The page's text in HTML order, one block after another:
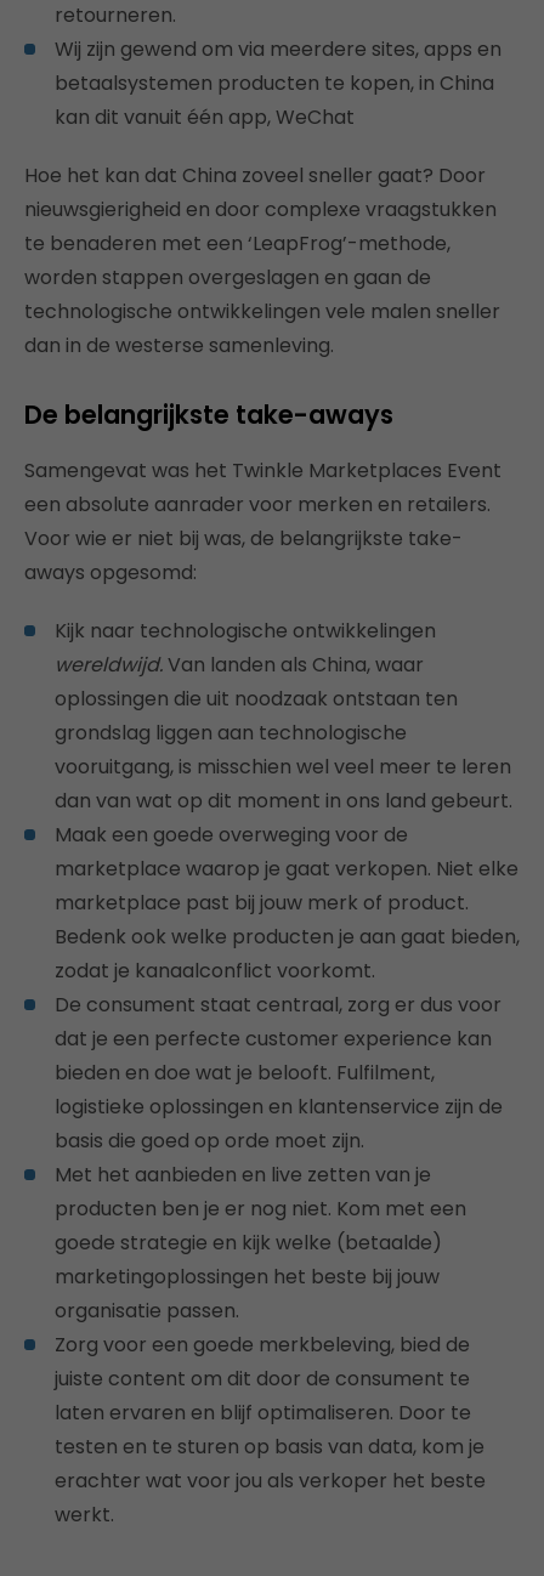
retourneren.
Wij zijn gewend om via meerdere sites, apps en
betaalsystemen producten te kopen, in China
kan dit vanuit één app, WeChat
Hoe het kan dat China zoveel sneller gaat? Door
nieuwsgierigheid en door complexe vraagstukken
te benaderen met een ‘LeapFrog’-methode,
worden stappen overgeslagen en gaan de
technologische ontwikkelingen vele malen sneller
dan in de westerse samenleving.
De belangrijkste take-aways
Samengevat was het Twinkle Marketplaces Event
een absolute aanrader voor merken en retailers.
Voor wie er niet bij was, de belangrijkste take-
aways opgesomd:
Kijk naar technologische ontwikkelingen
wereldwijd.Van landen als China, waar
oplossingen die uit noodzaak ontstaan ten
grondslag liggen aan technologische
vooruitgang, is misschien wel veel meer te leren
dan van wat op dit moment in ons land gebeurt.
Maak een goede overweging voor de
marketplace waarop je gaat verkopen. Niet elke
marketplace past bij jouw merk of product.
Bedenk ook welke producten je aan gaat bieden,
zodat je kanaalconflict voorkomt.
De consument staat centraal, zorg er dus voor
dat je een perfecte customer experience kan
bieden en doe wat je belooft. Fulfilment,
logistieke oplossingen en klantenservice zijn de
basis die goed op orde moet zijn.
Met het aanbieden en live zetten van je
producten ben je er nog niet. Kom met een
goede strategie en kijk welke (betaalde)
marketingoplossingen het beste bij jouw
organisatie passen.
Zorg voor een goede merkbeleving, bied de
juiste content om dit door de consument te
laten ervaren en blijf optimaliseren. Door te
testen en te sturen op basis van data, kom je
erachter wat voor jou als verkoper het beste
werkt.